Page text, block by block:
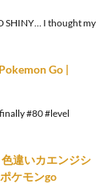
SHINY… I thought my
Go |
#80 #level
違いカエンジシ
ケモンgo